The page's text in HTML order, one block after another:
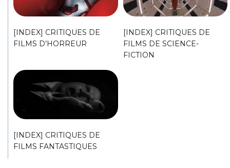
[INDEX] CRITIQUES DE
FILMS D’HORREUR
[INDEX] CRITIQUES DE
FILMS DE SCIENCE-
FICTION
[INDEX] CRITIQUES DE
FILMS FANTASTIQUES